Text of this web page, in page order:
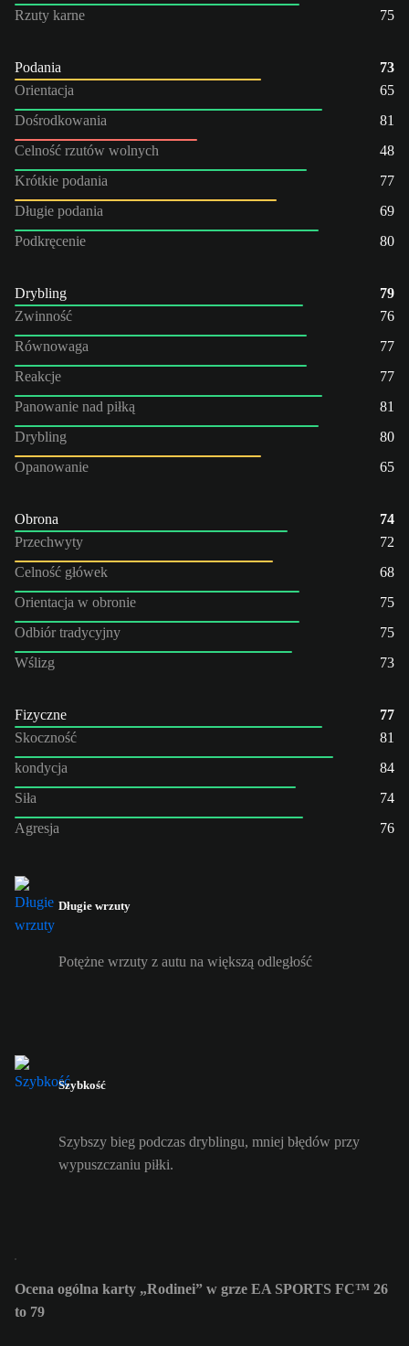
Rzuty karne
75
Podania
73
Orientacja
65
Dośrodkowania
81
Celność rzutów wolnych
48
Krótkie podania
77
Długie podania
69
Podkręcenie
80
Drybling
79
Zwinność
76
Równowaga
77
Reakcje
77
Panowanie nad piłką
81
Drybling
80
Opanowanie
65
Obrona
74
Przechwyty
72
Celność główek
68
Orientacja w obronie
75
Odbiór tradycyjny
75
Wślizg
73
Fizyczne
77
Skoczność
81
kondycja
84
Siła
74
Agresja
76
Długie wrzuty
Potężne wrzuty z autu na większą odległość
Szybkość
Szybszy bieg podczas dryblingu, mniej błędów przy
wypuszczaniu piłki.
Ocena ogólna karty „Rodinei” w grze EA SPORTS FC™ 26
to 79